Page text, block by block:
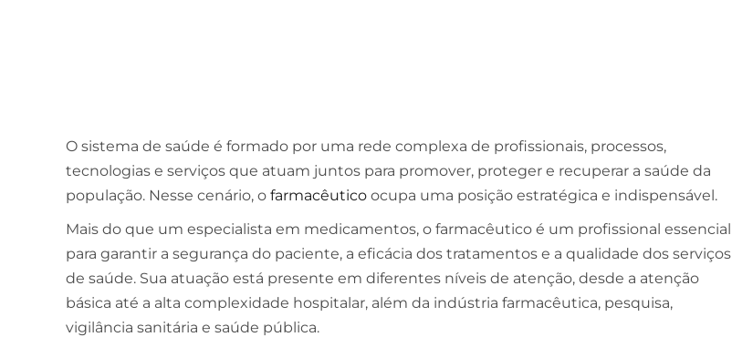
O sistema de saúde é formado por uma rede complexa de profissionais, processos,
tecnologias e serviços que atuam juntos para promover, proteger e recuperar a saúde da
população. Nesse cenário, o farmacêutico ocupa uma posição estratégica e indispensável.
Mais do que um especialista em medicamentos, o farmacêutico é um profissional essencial
para garantir a segurança do paciente, a eficácia dos tratamentos e a qualidade dos serviços
de saúde. Sua atuação está presente em diferentes níveis de atenção, desde a atenção
básica até a alta complexidade hospitalar, além da indústria farmacêutica, pesquisa,
vigilância sanitária e saúde pública.